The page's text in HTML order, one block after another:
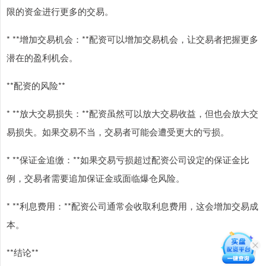
限的资金进行更多的交易。
* **增加交易机会：**配资可以增加交易机会，让交易者把握更多
潜在的盈利机会。
**配资的风险**
* **放大交易损失：**配资虽然可以放大交易收益，但也会放大交
易损失。如果交易不当，交易者可能会遭受更大的亏损。
* **保证金追缴：**如果交易亏损超过配资公司设定的保证金比
例，交易者需要追加保证金或面临爆仓风险。
* **利息费用：**配资公司通常会收取利息费用，这会增加交易成
本。
**结论**